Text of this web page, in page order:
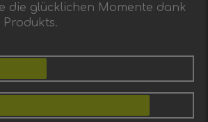
die glücklichen Momente dank